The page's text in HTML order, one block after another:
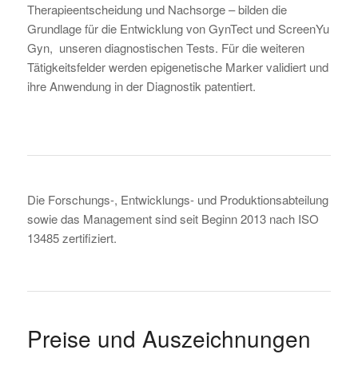
Therapieentscheidung und Nachsorge – bilden die
Grundlage für die Entwicklung von GynTect und ScreenYu
Gyn, unseren diagnostischen Tests. Für die weiteren
Tätigkeitsfelder werden epigenetische Marker validiert und
ihre Anwendung in der Diagnostik patentiert.
Die Forschungs-, Entwicklungs- und Produktionsabteilung
sowie das Management sind seit Beginn 2013 nach ISO
13485 zertifiziert.
Preise und Auszeichnungen